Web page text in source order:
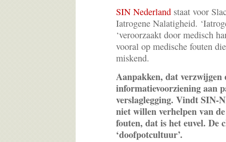
SIN Nederland staat voor
Iatrogene Nalatigheid.
‘veroorzaakt door medisch
vooral op medische fouten
miskend.
Aanpakken, dat verzwijgen
informatievoorziening aan
verslaglegging. Vindt SIN-
niet willen verhelpen van
fouten, dat is het euvel. De
‘doofpotcultuur’.